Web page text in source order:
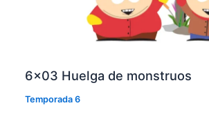
6×03 Huelga de monstruos
Temporada 6